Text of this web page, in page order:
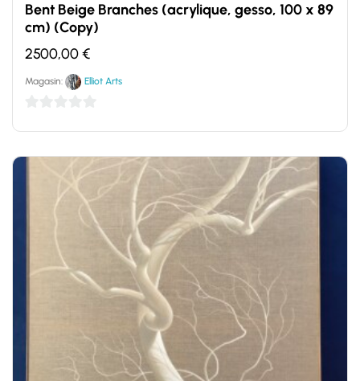
Bent Beige Branches (acrylique, gesso, 100 x 89
cm) (Copy)
2500,00€
Magasin: Elliot Arts
5